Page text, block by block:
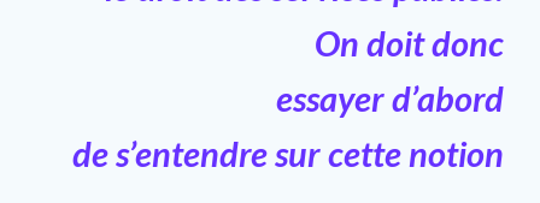
On doit donc
essayer d’abord
de s’entendre sur cette notion